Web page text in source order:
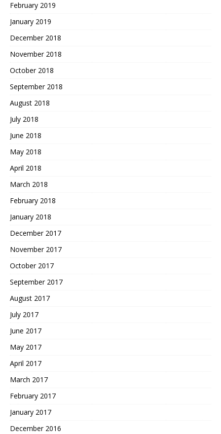
February 2019
January 2019
December 2018
November 2018
October 2018
September 2018
August 2018
July 2018
June 2018
May 2018
April 2018
March 2018
February 2018
January 2018
December 2017
November 2017
October 2017
September 2017
August 2017
July 2017
June 2017
May 2017
April 2017
March 2017
February 2017
January 2017
December 2016